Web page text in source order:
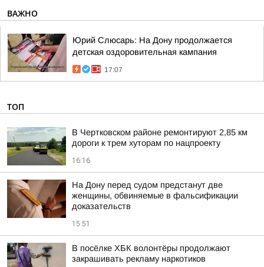
ВАЖНО
Юрий Слюсарь: На Дону продолжается
детская оздоровительная кампания
17:07
ТОП
В Чертковском районе ремонтируют 2,85 км
дороги к трем хуторам по нацпроекту
16:16
На Дону перед судом предстанут две
женщины, обвиняемые в фальсификации
доказательств
15:51
В посёлке ХБК волонтёры продолжают
закрашивать рекламу наркотиков